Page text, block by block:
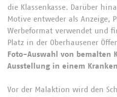
die Klassenkasse. Darüber
Motive entweder als Anzeige,
Werbeformat verwendet und
Platz in der Oberhausener
Foto-Auswahl von bemalten
Ausstellung in einem
Vor der Malaktion wird den